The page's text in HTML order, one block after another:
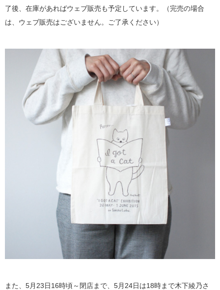
了後、在庫があればウェブ販売も予定しています。（完売の場合
は、ウェブ販売はございません。ご了承ください）
また、5月23日16時頃～閉店まで、5月24日は18時まで木下綾乃さ